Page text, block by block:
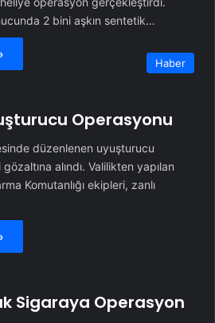
2 bini aşkın sentetik…
Haber
Operasyonu
düzenlenen uyuşturucu
alındı. Valilikten yapılan
Komutanlığı ekipleri, zanlı
Sigaraya Operasyon